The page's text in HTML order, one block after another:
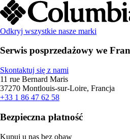
Odkryj wszystkie nasze marki
Serwis posprzedażowy we
Skontaktuj się z nami
11 rue Bernard Maris
37270 Montlouis-sur-Loire, Francja
+33 1 86 47 62 58
Bezpieczna płatność
Kupuj u nas bez obaw